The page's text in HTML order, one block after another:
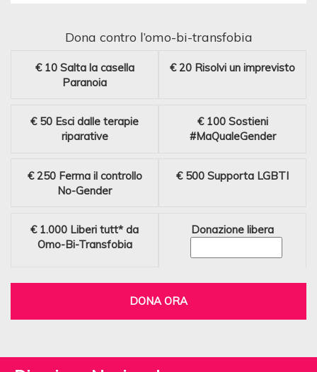
Dona contro l’omo-bi-transfobia
€ 10 Salta la casella
Paranoia
€ 20 Risolvi un imprevisto
€ 50 Esci dalle terapie
riparative
€ 100 Sostieni
#MaQualeGender
€ 250 Ferma il controllo
No-Gender
€ 500 Supporta LGBTI
€ 1.000 Liberi tutt* da
Omo-Bi-Transfobia
Donazione libera
DONA ORA